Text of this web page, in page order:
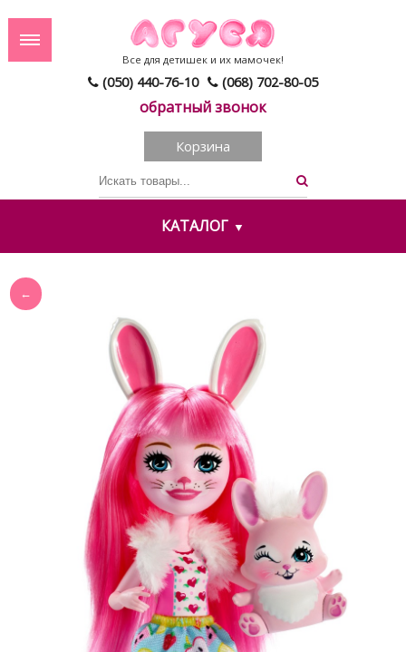
(050) 440-76-10 (068) 702-80-05
обратный звонок
Все для детишек и их мамочек!
Корзина
КАТАЛОГ